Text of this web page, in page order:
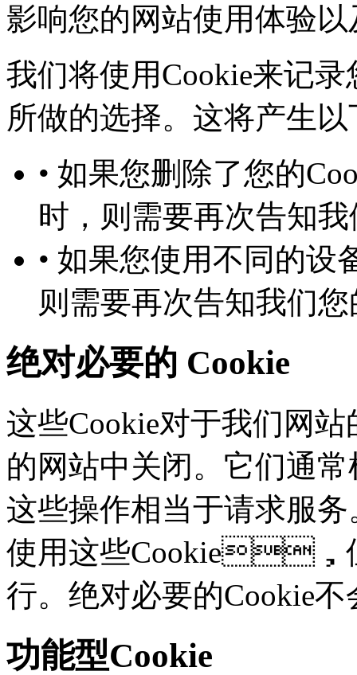
影响您的网站使用体验
我们将使用Cookie来记
所做的选择。这将产生以
• 如果您删除了您的
时，则需要再次告知
• 如果您使用不同的设
则需要再次告知我们
绝对必要的 Cookie
这些Cookie对于我们网站
的网站中关闭。它们通常
这些操作相当于请求服
使用这些Cookie，
行。绝对必要的Cookie
功能型Cookie